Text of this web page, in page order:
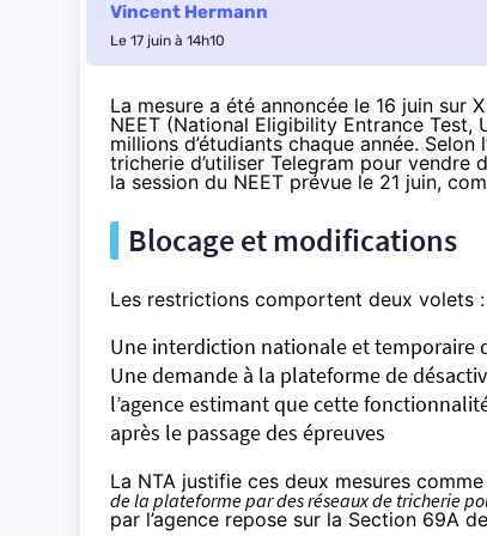
Vincent Hermann
Le 17 juin à 14h10
La mesure a été annoncée le 16 juin sur
NEET (National Eligibility Entrance Test,
millions d’étudiants chaque année.
tricherie d’utiliser Telegram pour vendre
la session du NEET prévue le 21 juin,
Blocage et modifications
Les restrictions comportent deux volets :
Une interdiction nationale et temporaire
Une demande à la plateforme de
l’agence estimant que cette
après le passage des épreuves
La NTA justifie ces deux mesures
de la plateforme par des réseaux de tricherie
par l’agence repose sur la Section 69A